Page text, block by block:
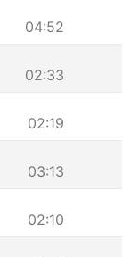
04:52
02:33
02:19
03:13
02:10